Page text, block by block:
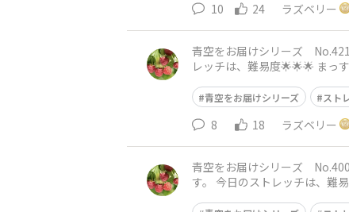
10 24 ラズベリー
青空をお届けシリーズ No.421 ニョロニョロと一緒に🤍 おはようございます
レッチは、難易度🌟🌟🌟 まっすぐ立って、骨盤を立てて、下腹を引き上げて背筋を伸ばして、手は腰におきます。 股関節から右脚を一歩後ろに
青空をお届けシリーズ スト
8 18 ラズベリー
青空をお届けシリーズ No.400 トゥーティッキーと一緒に❤️ おはよう
す。 今日のストレッチは、難易度⭐️⭐️⭐️ 脚を腰幅に広げて立ちます。 骨盤を立てて、下腹を引き上げて背筋を伸ばします。 手は胸の前で組みま